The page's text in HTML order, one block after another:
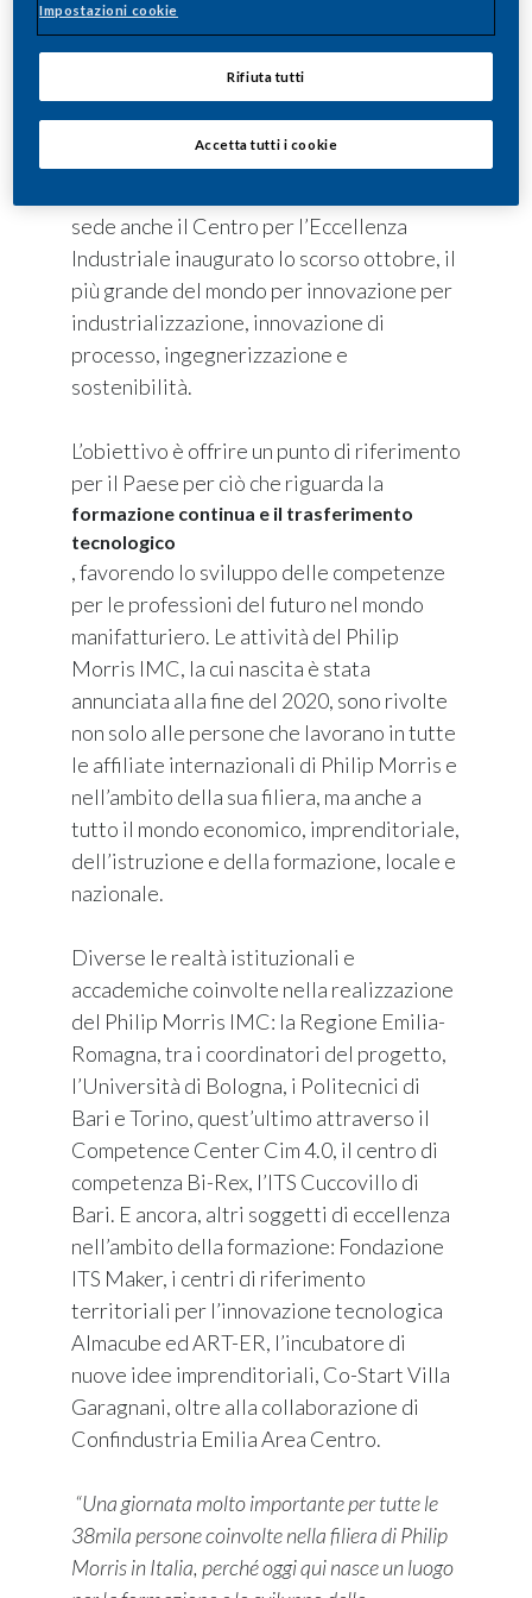
formazione e lo sviluppo delle competenze
legate ad Industria 4.0. Un polo per la
conoscenza che arricchisce ulteriormente
sede anche il Centro per l’Eccellenza
Industriale inaugurato lo scorso ottobre, il
più grande del mondo per innovazione per
industrializzazione, innovazione di
processo, ingegnerizzazione e
sostenibilità.
L’obiettivo è offrire un punto di riferimento
per il Paese per ciò che riguarda la
formazione continua e il trasferimento
tecnologico
, favorendo lo sviluppo delle competenze
per le professioni del futuro nel mondo
manifatturiero. Le attività del Philip
Morris IMC, la cui nascita è stata
annunciata alla fine del 2020, sono rivolte
non solo alle persone che lavorano in tutte
le affiliate internazionali di Philip Morris e
nell’ambito della sua filiera, ma anche a
tutto il mondo economico, imprenditoriale,
dell’istruzione e della formazione, locale e
nazionale.
Diverse le realtà istituzionali e
accademiche coinvolte nella realizzazione
del Philip Morris IMC: la Regione Emilia-
Romagna, tra i coordinatori del progetto,
l’Università di Bologna, i Politecnici di
Bari e Torino, quest’ultimo attraverso il
Competence Center Cim 4.0, il centro di
competenza Bi-Rex, l’ITS Cuccovillo di
Bari. E ancora, altri soggetti di eccellenza
nell’ambito della formazione: Fondazione
ITS Maker, i centri di riferimento
territoriali per l’innovazione tecnologica
Almacube ed ART-ER, l’incubatore di
nuove idee imprenditoriali, Co-Start Villa
Garagnani, oltre alla collaborazione di
Confindustria Emilia Area Centro.
“Una giornata molto importante per tutte le
38mila persone coinvolte nella filiera di Philip
Morris in Italia, perché oggi qui nasce un luogo
Impostazioni cookie
Rifiuta tutti
Accetta tutti i cookie